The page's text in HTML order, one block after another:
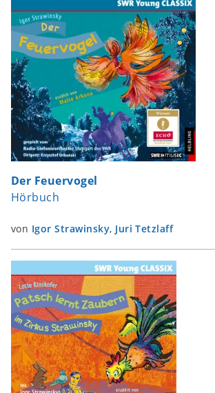
Der Feuervogel
Hörbuch
von Igor Strawinsky, Juri Tetzlaff